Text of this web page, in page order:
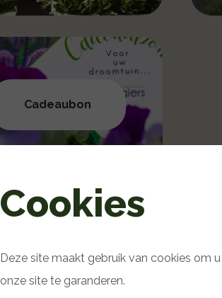
Cadeaubon
Cookies
Deze site maakt gebruik van cookies om
onze site te garanderen.